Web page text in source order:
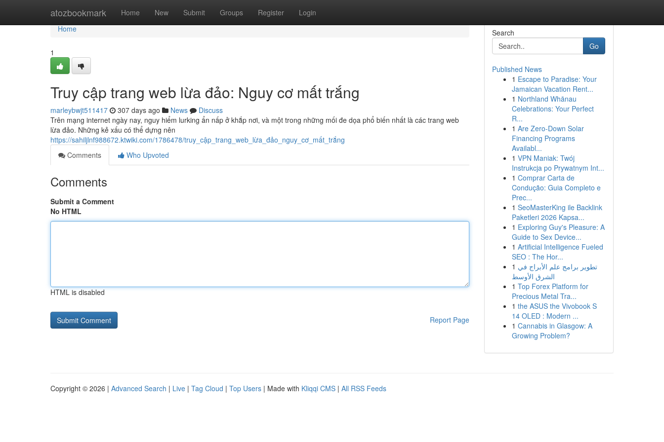
atozbookmark Home New Submit Groups Register Login
Home
Home
1
Truy cập trang web lừa đảo: Nguy cơ mất trắng
marleybwjt511417 307 days ago News
Discuss
Trên mạng internet ngày nay, nguy hiểm lurking ẩn nấp ở khắp nơi, và một trong những mối đe dọa phổ biến nhất là các trang web
lừa đảo. Những kẻ xấu có thể dựng nên
https://sahiljlnf988672.ktwiki.com/1786478/truy_cập_trang_web_lừa_đảo_nguy_cơ_mất_trắng
Comments
Who Upvoted
Comments
Submit a Comment
No HTML
HTML is disabled
Report Page
Search
Go
Published News
1 Escape to Paradise: Your
Jamaican Vacation Rent...
1 Northland Whānau
Celebrations: Your Perfect
R...
1 Are Zero-Down Solar
Financing Programs
Availabl...
1 VPN Maniak: Twój
Instrukcja po Prywatnym Int...
1 Comprar Carta de
Condução: Guia Completo e
Prec...
1 SeoMasterKing ile Backlink
Paketleri 2026 Kapsa...
1 Exploring Guy's Pleasure: A
Guide to Sex Device...
1 Artificial Intelligence Fueled
SEO : The Hor...
1 تطوير برامج علم الأبراج في
الشرق الأوسط
1 Top Forex Platform for
Precious Metal Tra...
1 the ASUS the Vivobook S
14 OLED : Modern ...
1 Cannabis in Glasgow: A
Growing Problem?
Copyright © 2026 | Advanced Search | Live | Tag Cloud | Top Users | Made with Kliqqi CMS | All RSS Feeds